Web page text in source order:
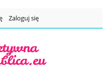
Zaloguj się